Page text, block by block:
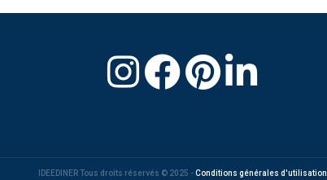
IDEEDINER Tous droits réservés © 2025 -Conditions générales d'utilisation